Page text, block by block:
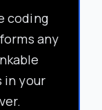
coding
any
in your